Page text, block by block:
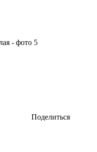
Поделиться